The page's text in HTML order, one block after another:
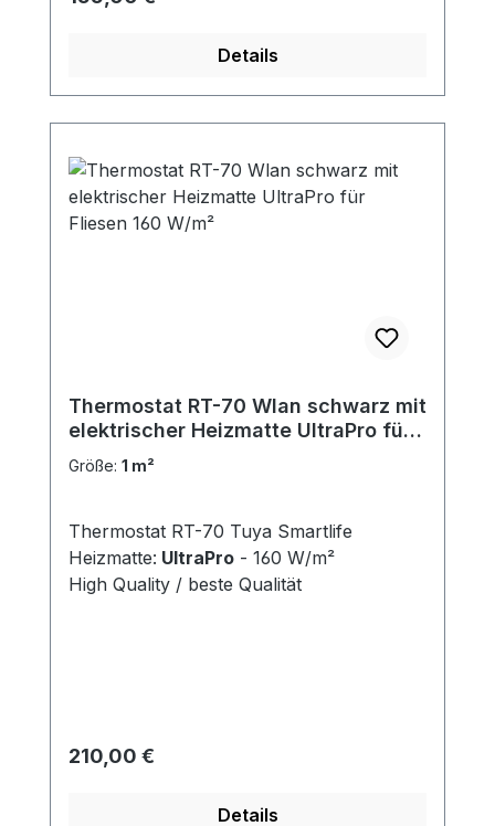
Details
Thermostat RT-70 Wlan schwarz mit
elektrischer Heizmatte UltraPro für
Fliesen 160 W/m²
Größe: 1 m²
Thermostat RT-70 Tuya Smartlife
Heizmatte: UltraPro - 160 W/m²
High Quality / beste Qualität
Regulärer Preis:
210,00 €
Details